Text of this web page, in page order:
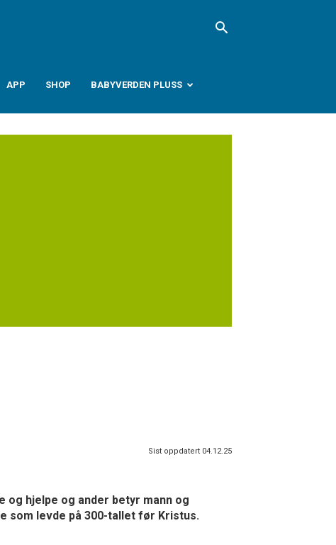
APP SHOP BABYVERDEN PLUSS
Sist oppdatert 04.12.25
og hjelpe og ander betyr mann og
som levde på 300-tallet før Kristus.